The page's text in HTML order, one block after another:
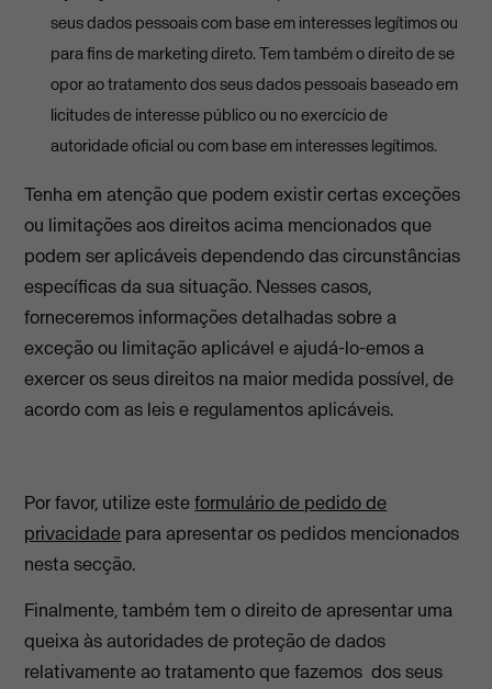
seus dados pessoais com base em interesses legítimos ou
para fins de marketing direto. Tem também o direito de se
opor ao tratamento dos seus dados pessoais baseado em
licitudes de interesse público ou no exercício de
autoridade oficial ou com base em interesses legítimos.
Tenha em atenção que podem existir certas exceções
ou limitações aos direitos acima mencionados que
podem ser aplicáveis dependendo das circunstâncias
específicas da sua situação. Nesses casos,
forneceremos informações detalhadas sobre a
exceção ou limitação aplicável e ajudá-lo-emos a
exercer os seus direitos na maior medida possível, de
acordo com as leis e regulamentos aplicáveis.
Por favor, utilize esteformulário de pedido de
privacidade para apresentar os pedidos mencionados
nesta secção.
Finalmente, também tem o direito de apresentar uma
queixa às autoridades de proteção de dados
relativamente ao tratamento que fazemos dos seus